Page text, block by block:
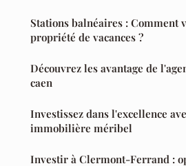
Stations balnéaires : Comment
propriété de vacances ?
Découvrez les avantage de
caen
Investissez dans l'excellence
immobilière méribel
Investir à Clermont-Ferrand :